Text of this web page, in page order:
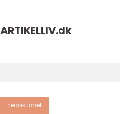
ARTIKELLIV.dk
redaktionel